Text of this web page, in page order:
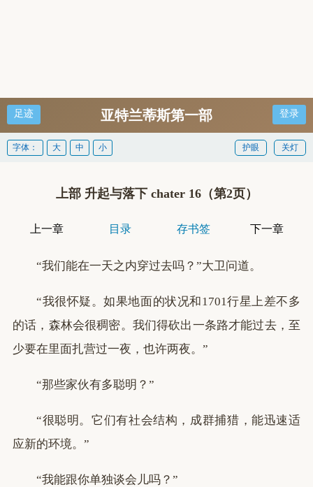
足迹 亚特兰蒂斯第一部 登录
关灯
护眼
字体： 大 中 小
上部 升起与落下 chater 16（第2页）
上一章 目录 存书签 下一章
“我们能在一天之内穿过去吗？”大卫问道。
“我很怀疑。如果地面的状况和1701行星上差不多
的话，森林会很稠密。我们得砍出一条路才能过去，至
少要在里面扎营过一夜，也许两夜。”
“那些家伙有多聪明？”
“很聪明。它们有社会结构，成群捕猎，能迅速适
应新的环境。”
“我能跟你单独谈会儿吗？”